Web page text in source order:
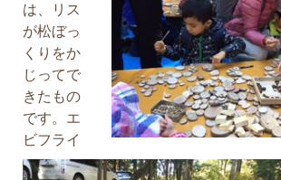
は、リス
が松ぼっ
くりをか
じってで
きたもの
です。エ
ビフライ